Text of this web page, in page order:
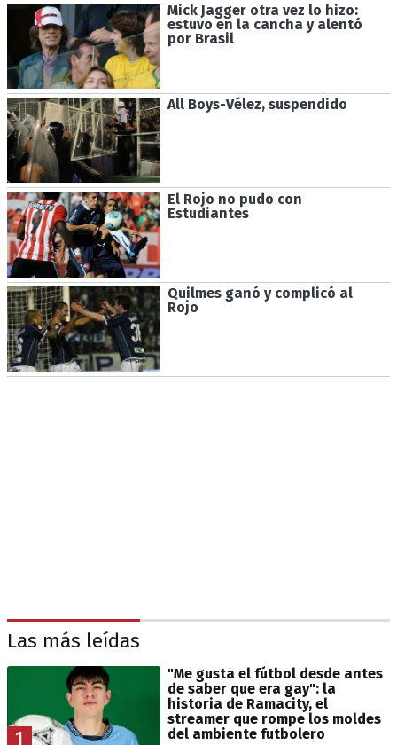
Mick Jagger otra vez lo hizo:
estuvo en la cancha y alentó
por Brasil
All Boys-Vélez, suspendido
El Rojo no pudo con
Estudiantes
Quilmes ganó y complicó al
Rojo
Las más leídas
1
"Me gusta el fútbol desde antes
de saber que era gay": la
historia de Ramacity, el
streamer que rompe los moldes
del ambiente futbolero